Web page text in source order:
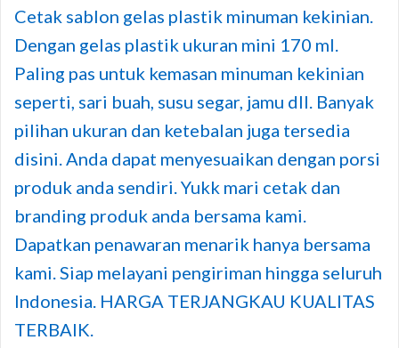
Cetak sablon gelas plastik minuman kekinian.
Dengan gelas plastik ukuran mini 170 ml.
Paling pas untuk kemasan minuman kekinian
seperti, sari buah, susu segar, jamu dll. Banyak
pilihan ukuran dan ketebalan juga tersedia
disini. Anda dapat menyesuaikan dengan porsi
produk anda sendiri. Yukk mari cetak dan
branding produk anda bersama kami.
Dapatkan penawaran menarik hanya bersama
kami. Siap melayani pengiriman hingga seluruh
Indonesia. HARGA TERJANGKAU KUALITAS
TERBAIK.